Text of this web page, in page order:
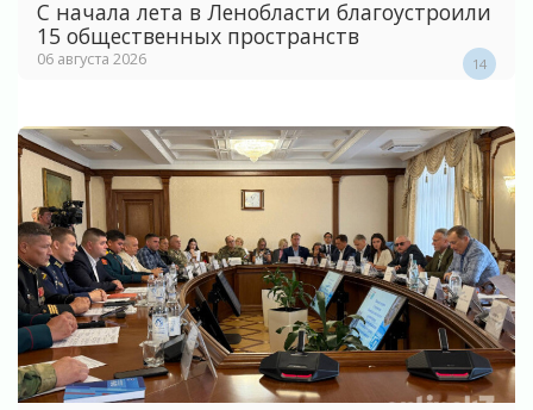
С начала лета в Ленобласти благоустроили
15 общественных пространств
06 августа 2026 14